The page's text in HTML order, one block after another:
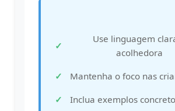
Use linguagem
acolhedora
Mantenha o foco nas
Inclua exemplos